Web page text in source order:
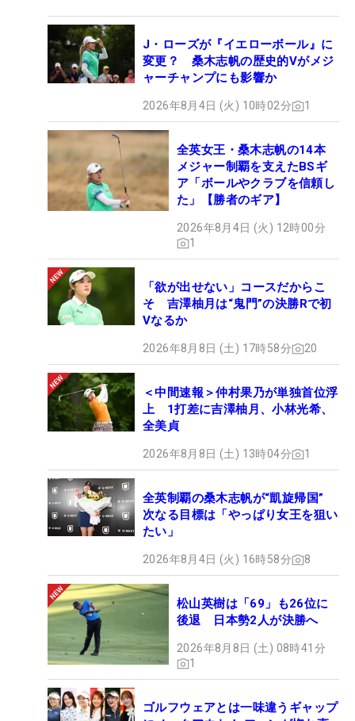
J・ローズが『イエローボール』に
変更？ 桑木志帆の歴史的Vがメジ
ャーチャンプにも影響か
2026年8月4日 (火) 10時02分 1
全英女王・桑木志帆の14本
メジャー制覇を支えたBSギ
ア「ボールやクラブを信頼し
た」【勝者のギア】
2026年8月4日 (火) 12時00分
1
「欲が出せない」コースだからこ
そ 吉澤柚月は“鬼門”の決勝Rで初
Vなるか
2026年8月8日 (土) 17時58分 20
＜中間速報＞仲村果乃が単独首位浮
上 1打差に吉澤柚月、小林光希、
全美貞
2026年8月8日 (土) 13時04分 1
全英制覇の桑木志帆が“凱旋帰国”
次なる目標は「やっぱり女王を狙い
たい」
2026年8月4日 (火) 16時58分 8
松山英樹は「69」も26位に
後退 日本勢2人が決勝へ
2026年8月8日 (土) 08時41分
1
ゴルフウェアとは一味違うギャップ